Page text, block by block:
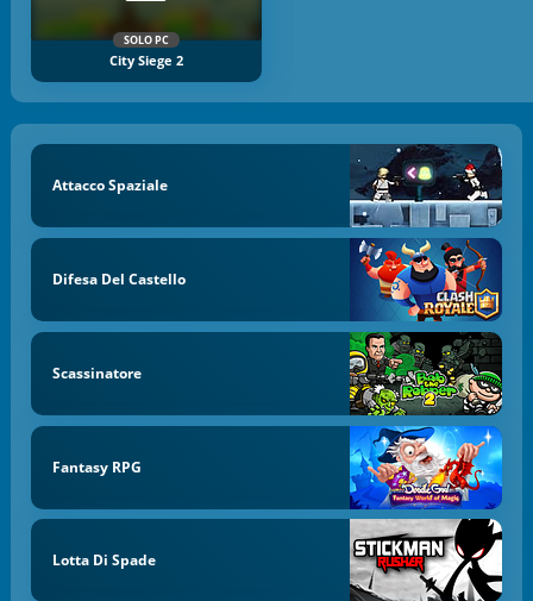
SOLO PC
City Siege 2
Attacco Spaziale
Difesa Del Castello
Scassinatore
Fantasy RPG
Lotta Di Spade